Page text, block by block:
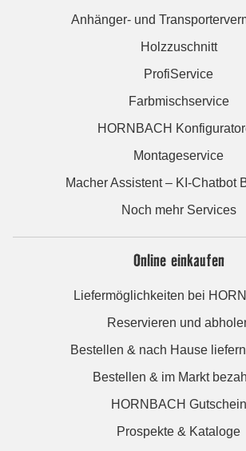
Anhänger- und
Holzzuschnitt
ProfiService
Farbmischservice
HORNBACH
Montageservice
Macher Assistent – KI-Chatbot
Noch mehr Services
Online einkaufen
Liefermöglichkeiten bei
Reservieren und
Bestellen & nach Hause
Bestellen & im Markt
HORNBACH Gutschein
Prospekte & Kataloge